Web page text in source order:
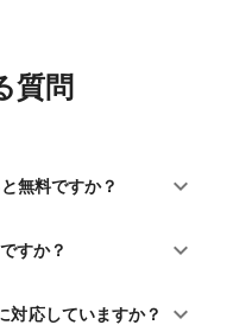
質問
無料ですか？
すか？
対応していますか？